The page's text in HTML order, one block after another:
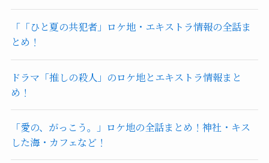
「「ひと夏の共犯者」ロケ地・エキストラ情報の全話ま
とめ！
ドラマ「推しの殺人」のロケ地とエキストラ情報まと
め！
「愛の、がっこう。」ロケ地の全話まとめ！神社・キス
した海・カフェなど！